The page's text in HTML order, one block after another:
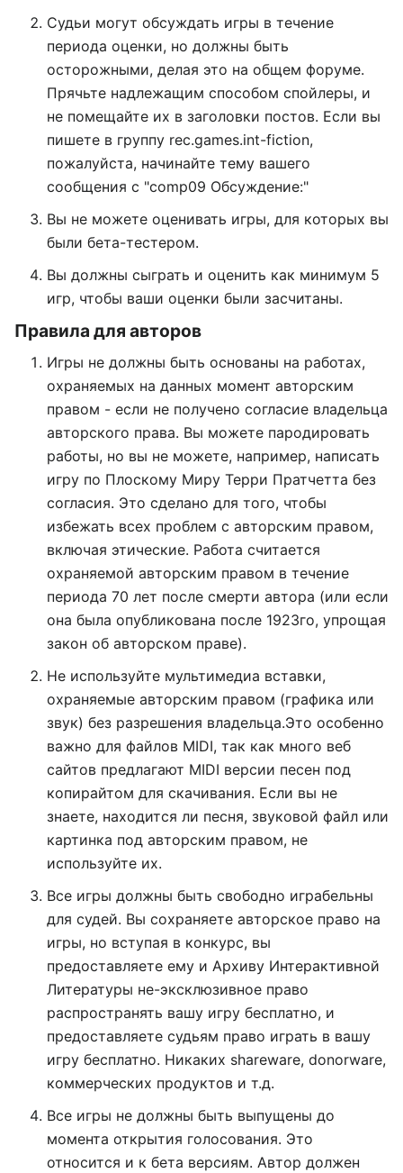
Судьи могут обсуждать игры в течение
периода оценки, но должны быть
осторожными, делая это на общем форуме.
Прячьте надлежащим способом спойлеры, и
не помещайте их в заголовки постов. Если вы
пишете в группу rec.games.int-fiction,
пожалуйста, начинайте тему вашего
сообщения с "comp09 Обсуждение:"
Вы не можете оценивать игры, для которых вы
были бета-тестером.
Вы должны сыграть и оценить как минимум 5
игр, чтобы ваши оценки были засчитаны.
Правила для авторов
Игры не должны быть основаны на работах,
охраняемых на данных момент авторским
правом - если не получено согласие владельца
авторского права. Вы можете пародировать
работы, но вы не можете, например, написать
игру по Плоскому Миру Терри Пратчетта без
согласия. Это сделано для того, чтобы
избежать всех проблем с авторским правом,
включая этические. Работа считается
охраняемой авторским правом в течение
периода 70 лет после смерти автора (или если
она была опубликована после 1923го, упрощая
закон об авторском праве).
Не используйте мультимедиа вставки,
охраняемые авторским правом (графика или
звук) без разрешения владельца.Это особенно
важно для файлов MIDI, так как много веб
сайтов предлагают MIDI версии песен под
копирайтом для скачивания. Если вы не
знаете, находится ли песня, звуковой файл или
картинка под авторским правом, не
используйте их.
Все игры должны быть свободно играбельны
для судей. Вы сохраняете авторское право на
игры, но вступая в конкурс, вы
предоставляете ему и Архиву Интерактивной
Литературы не-эксклюзивное право
распространять вашу игру бесплатно, и
предоставляете судьям право играть в вашу
игру бесплатно. Никаких shareware, donorware,
коммерческих продуктов и т.д.
Все игры не должны быть выпущены до
момента открытия голосования. Это
относится и к бета версиям. Автор должен